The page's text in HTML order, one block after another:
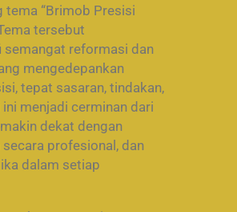
tema “Brimob Presisi
tersebut
reformasi dan
mengedepankan
tepat sasaran, tindakan,
menjadi cerminan dari
dekat dengan
profesional, dan
dalam setiap